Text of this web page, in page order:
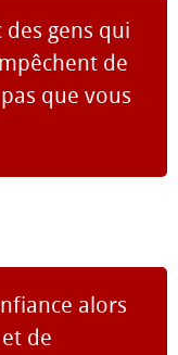
gens qui
de
que vous
alors
de